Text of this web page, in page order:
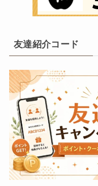
友達紹介コード